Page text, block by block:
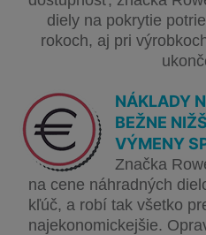
diely na pokrytie
rokoch, aj pri
NÁKLADY
BEŽNE
VÝMENY
Značka
na cene náhradných
kľúč, a robí tak všetko
najekonomickejšie.